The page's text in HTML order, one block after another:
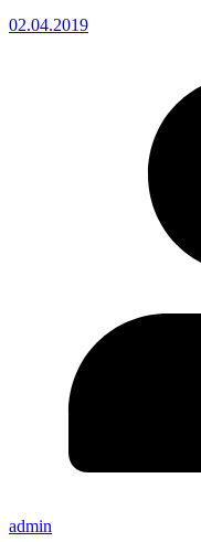
02.04.2019
admin